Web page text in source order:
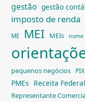
gestão gestão
imposto de renda
ME MEI MEIs nome
pequenos negócios PIX
PMEs Receita Federal
Representante